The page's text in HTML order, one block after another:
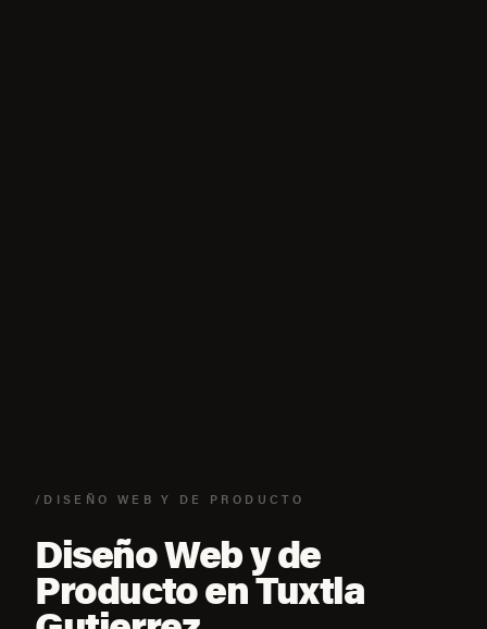
/DISEÑO WEB Y DE PRODUCTO
Diseño Web y de
Producto en Tuxtla